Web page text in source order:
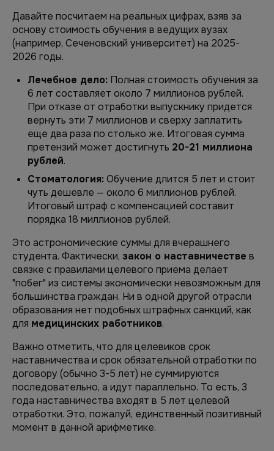
Давайте посчитаем на реальных цифрах, взяв за
основу стоимость обучения в ведущих вузах
(например, Сеченовский университет) на 2025-
2026 годы.
Лечебное дело: Полная стоимость обучения за
6 лет составляет около 7 миллионов рублей.
При отказе от отработки выпускнику придется
вернуть эти 7 миллионов и сверху заплатить
еще два раза по столько же. Итоговая сумма
претензий может достигнуть 20-21 миллиона
рублей.
Стоматология: Обучение длится 5 лет и стоит
чуть дешевле — около 6 миллионов рублей.
Итоговый штраф с компенсацией составит
порядка 18 миллионов рублей.
Это астрономические суммы для вчерашнего
студента. Фактически, закон о наставничестве в
связке с правилами целевого приема делает
"побег" из системы экономически невозможным для
большинства граждан. Ни в одной другой отрасли
образования нет подобных штрафных санкций, как
для медицинских работников.
Важно отметить, что для целевиков срок
наставничества и срок обязательной отработки по
договору (обычно 3-5 лет) не суммируются
последовательно, а идут параллельно. То есть, 3
года наставничества входят в 5 лет целевой
отработки. Это, пожалуй, единственный позитивный
момент в данной арифметике.